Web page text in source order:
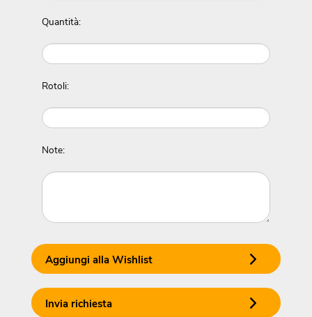
Quantità:
Rotoli:
Note:
Aggiungi alla Wishlist
Invia richiesta